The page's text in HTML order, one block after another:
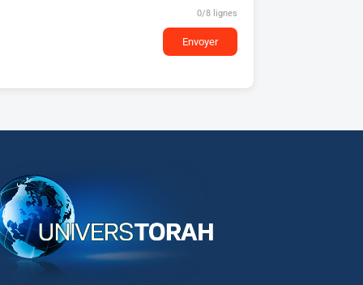
0/8 lignes
Envoyer